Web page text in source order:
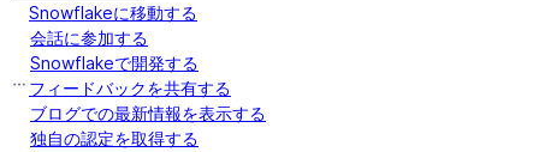
Snowflakeに移動する
会話に参加する
Snowflakeで開発する
フィードバックを共有する
ブログでの最新情報を表示する
独自の認定を取得する